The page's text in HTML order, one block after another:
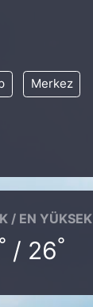
Merkez
/ EN YÜKSEK
° / 26°